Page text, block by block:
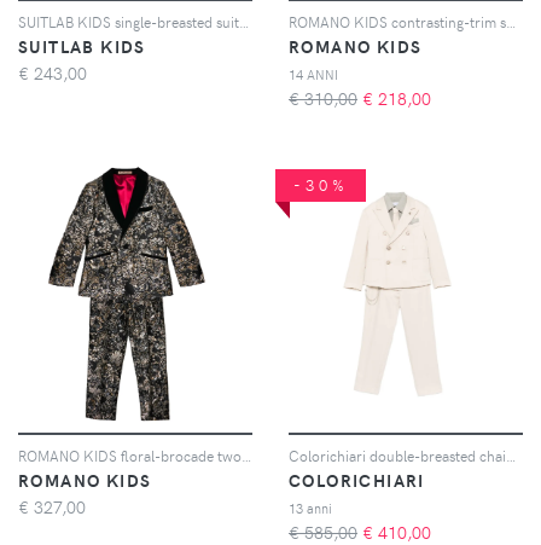
SUITLAB KIDS
€ 243,00
ROMANO KIDS
14 ANNI
€ 310,00 € 218,00
ROMANO KIDS
€ 327,00
-30%
COLORICHIARI
13 anni
€ 585,00 € 410,00